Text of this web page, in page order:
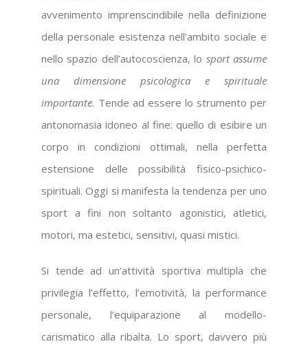
avvenimento imprenscindibile nella definizione
della personale esistenza nell’ambito sociale e
nello spazio dell’autocoscienza, lo sport assume
una dimensione psicologica e spirituale
importante. Tende ad essere lo strumento per
antonomasia idoneo al fine: quello di esibire un
corpo in condizioni ottimali, nella perfetta
estensione delle possibilità fisico-psichico-
spirituali. Oggi si manifesta la tendenza per uno
sport a fini non soltanto agonistici, atletici,
motori, ma estetici, sensitivi, quasi mistici.
Si tende ad un’attività sportiva multipla che
privilegia l’effetto, l’emotività, la performance
personale, l’equiparazione al modello-
carismatico alla ribalta. Lo sport, davvero più